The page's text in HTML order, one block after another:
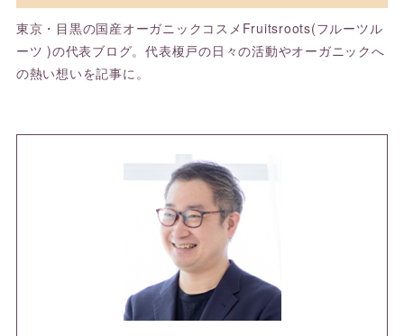
東京・目黒の国産オーガニックコスメFruitsroots(フルーツル
ーツ )の代表ブログ。代表榎戸の日々の活動やオーガニックへ
の熱い想いを記事に。